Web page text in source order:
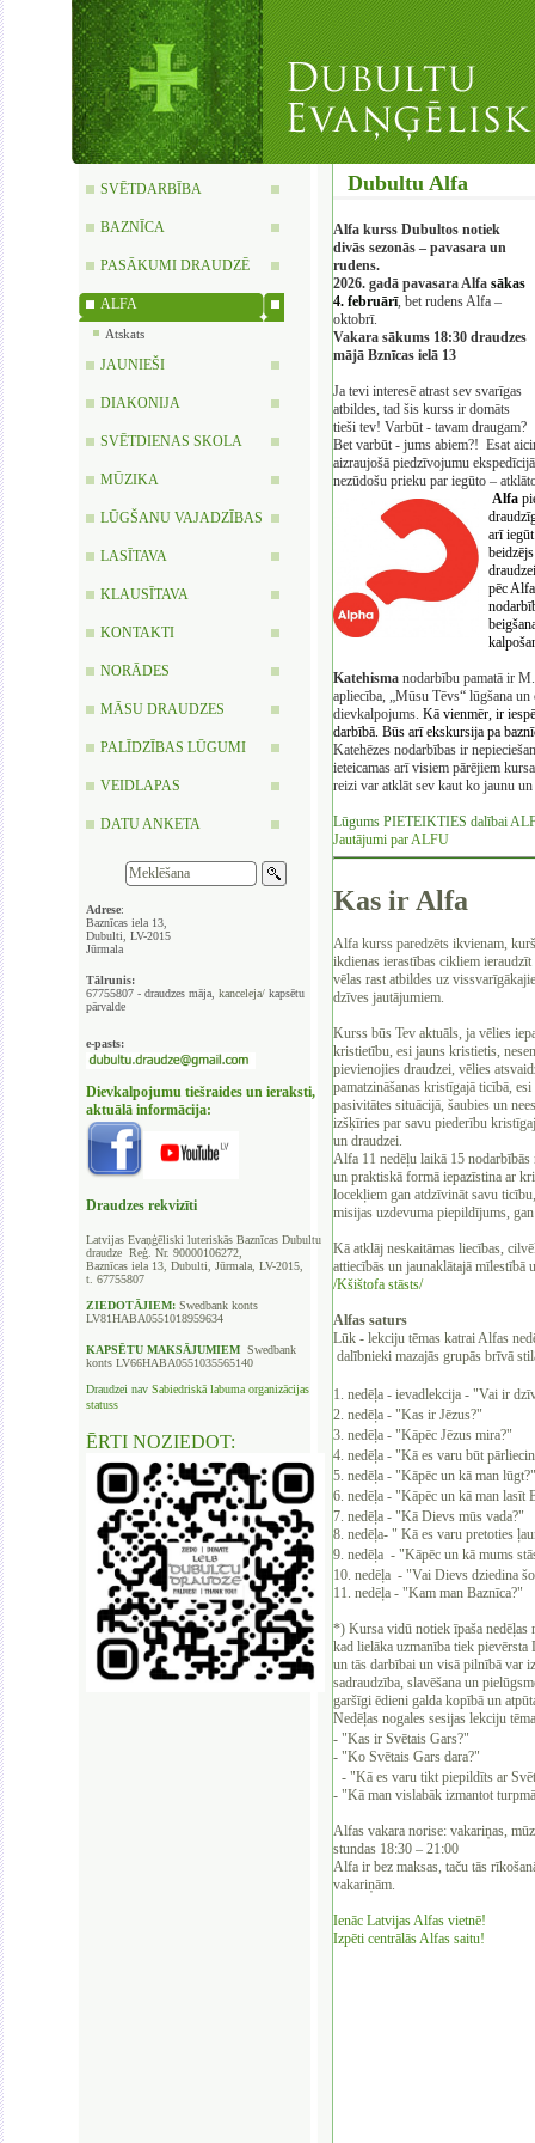
SVĒTDARBĪBA
BAZNĪCA
PASĀKUMI DRAUDZĒ
ALFA
Atskats
JAUNIEŠI
DIAKONIJA
SVĒTDIENAS SKOLA
MŪZIKA
LŪGŠANU VAJADZĪBAS
LASĪTAVA
KLAUSĪTAVA
KONTAKTI
NORĀDES
MĀSU DRAUDZES
PALĪDZĪBAS LŪGUMI
VEIDLAPAS
DATU ANKETA
Adrese:
Baznīcas iela 13,
Dubulti, LV-2015
Jūrmala
Tālrunis:
67755807 - draudzes māja, kanceleja/ kapsētu
pārvalde
e-pasts:
Dievkalpojumu tiešraides un ieraksti,
aktuālā informācija:
Draudzes rekvizīti
Latvijas Evaņģēliski luteriskās Baznīcas Dubultu
draudze Reģ. Nr. 90000106272,
Baznīcas iela 13, Dubulti, Jūrmala, LV-2015,
t. 67755807
ZIEDOTĀJIEM: Swedbank konts
LV81HABA0551018959634
KAPSĒTU MAKSĀJUMIEM Swedbank
konts LV66HABA0551035565140
Draudzei nav Sabiedriskā labuma organizācijas
statuss
ĒRTI NOZIEDOT:
Dubultu Alfa
Alfa kurss Dubultos notiek
divās sezonās – pavasara un
rudens.
2026. gadā pavasara Alfa sākas
4. februārī, bet rudens Alfa –
oktobrī.
Vakara sākums 18:30 draudzes
mājā Bznīcas ielā 13
Ja tevi interesē atrast sev svarīgas
atbildes, tad šis kurss ir domāts
tieši tev! Varbūt - tavam draugam?
Bet varbūt - jums abiem?! Esat
aizraujošā piedzīvojumu
nezūdošu prieku par iegūto –
Alfa
arī
pēc
Katehisma nodarbību pamatā ir
apliecība, „Mūsu Tēvs“ lūgšana
dievkalpojums. Kā vienmēr, ir
darbībā. Būs arī ekskursija pa
Katehēzes nodarbības ir
ieteicamas arī visiem pārējiem
reizi var atklāt sev kaut ko jaunu
Lūgums PIETEIKTIES dalībai
Jautājumi par ALFU
Kas ir Alfa
Alfa kurss paredzēts ikvienam,
ikdienas ierastības cikliem
vēlas rast atbildes uz
dzīves jautājumiem.
Kurss būs Tev aktuāls, ja vēlies
kristietību, esi jauns kristietis, nesen
pievienojies draudzei, vēlies
pamatzināšanas kristīgajā ticībā, esi
pasivitātes situācijā, šaubies un
izšķīries par savu piederību
un draudzei.
Alfa 11 nedēļu laikā 15 nodarbībās
un praktiskā formā iepazīstina ar
locekļiem gan atdzīvināt savu
misijas uzdevuma piepildījums,
Kā atklāj neskaitāmas liecības,
attiecībās un jaunaklātajā
/Kšištofa stāsts/
Alfas saturs
Lūk - lekciju tēmas katrai Alfas
dalībnieki mazajās grupās brīvā
1. nedēļa - ievadlekcija - "Vai ir
2. nedēļa - "Kas ir Jēzus?"
3. nedēļa - "Kāpēc Jēzus mira?"
4. nedēļa - "Kā es varu būt
5. nedēļa - "Kāpēc un kā man
6. nedēļa - "Kāpēc un kā man
7. nedēļa - "Kā Dievs mūs vada?"
8. nedēļa- " Kā es varu pretoties
9. nedēļa - "Kāpēc un kā mums
10. nedēļa - "Vai Dievs dziedina
11. nedēļa - "Kam man Baznīca?"
*) Kursa vidū notiek īpaša nedēļas
kad lielāka uzmanība tiek
un tās darbībai un visā pilnībā var
sadraudzība, slavēšana un
garšīgi ēdieni galda kopībā un
Nedēļas nogales sesijas lekciju
- "Kas ir Svētais Gars?"
- "Ko Svētais Gars dara?"
- "Kā es varu tikt piepildīts ar
- "Kā man vislabāk izmantot
Alfas vakara norise: vakariņas,
stundas 18:30 – 21:00
Alfa ir bez maksas, taču tās
vakariņām.
Ienāc Latvijas Alfas vietnē!
Izpēti centrālās Alfas saitu!